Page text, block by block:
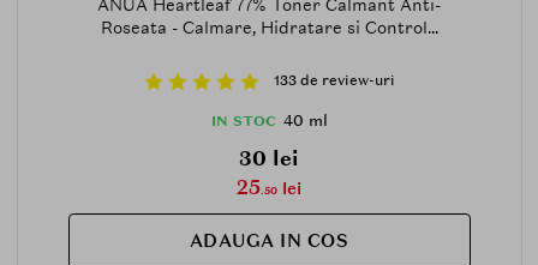
ANUA Heartleaf 77% Toner Calmant Anti-
Roseata - Calmare, Hidratare si Control...
133 de review-uri
IN STOC 40 ml
30 lei
25.50 lei
ADAUGA IN COS